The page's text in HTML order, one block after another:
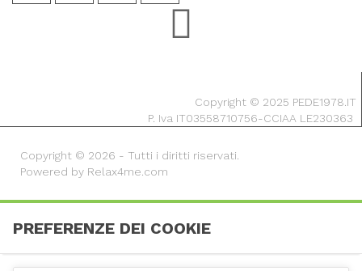
Copyright © 2025 PEDE1978.IT
P. Iva IT03558710756-CCIAA LE230363
Copyright © 2026 - Tutti i diritti riservati.
Powered by Relax4me.com
PREFERENZE DEI COOKIE